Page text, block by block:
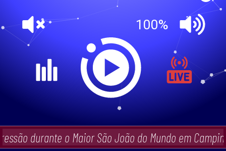
durante o Maior São João do Mundo em
100%